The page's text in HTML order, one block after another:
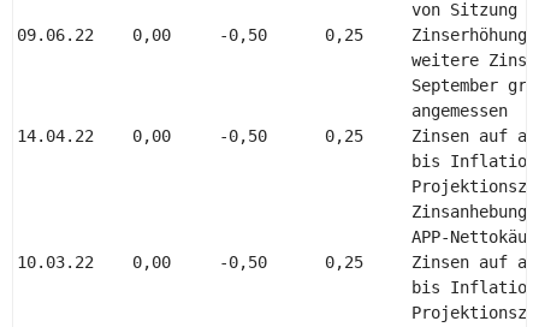
von Sitzung
09.06.22    0,00     -0,50      0,25     Zinserhöhung
weitere
September
                                         angemessen
14.04.22    0,00     -0,50      0,25     Zinsen auf
bis
APP-
10.03.22    0,00     -0,50      0,25     Zinsen auf
bis